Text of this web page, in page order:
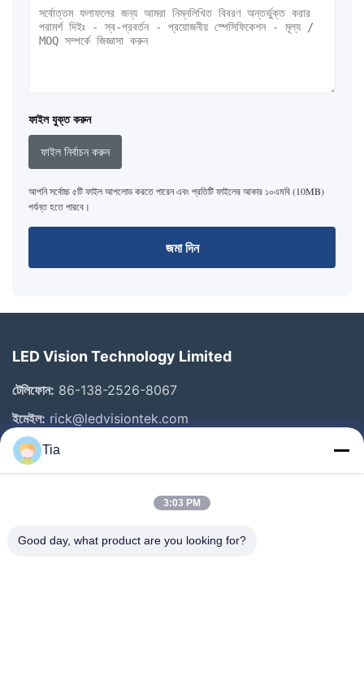
ফাইল যুক্ত করুন
ফাইল নির্বাচন করুন
আপনি সর্বোচ্চ ৫টি ফাইল আপলোড করতে পারেন এবং প্রতিটি ফাইলের আকার ১০এমবি (10MB)
পর্যন্ত হতে পারবে।
জমা দিন
LED Vision Technology Limited
টেলিফোন: 86-138-2526-8067
ইমেইল: rick@ledvisiontek.com
গুরুত্বপূর্ণ সংযোগ
পণ্য
Tia
3:03 PM
Good day, what product are you looking for?